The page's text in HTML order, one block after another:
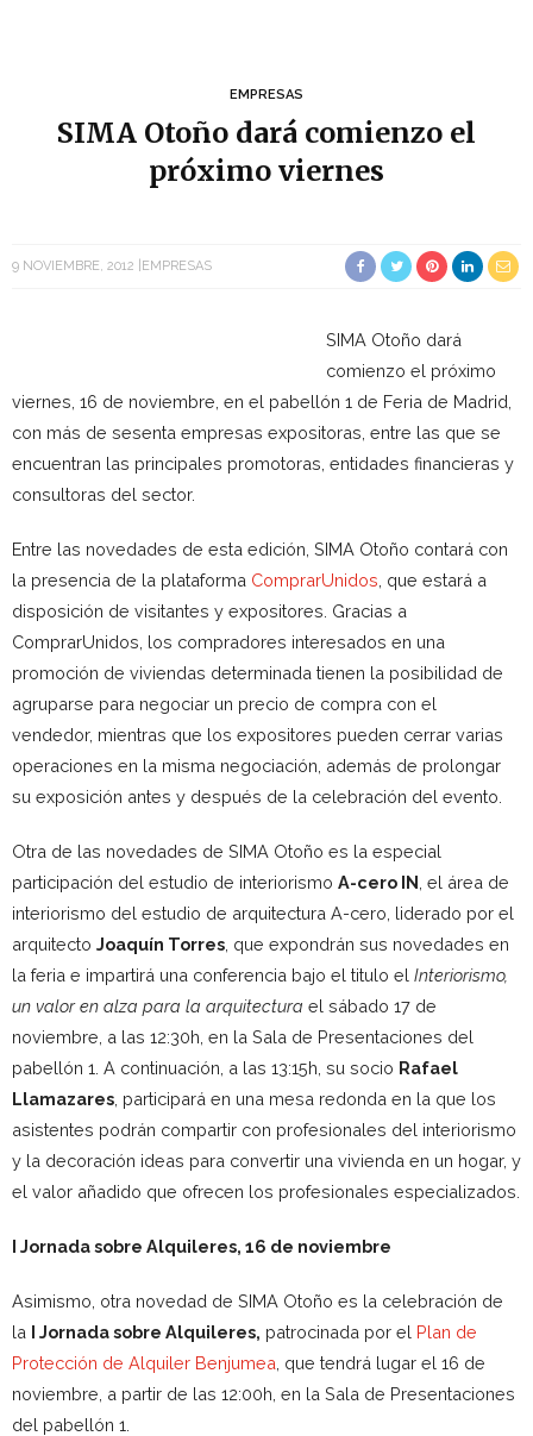
EMPRESAS
SIMA Otoño dará comienzo el
próximo viernes
9 NOVIEMBRE, 2012 EMPRESAS
SIMA Otoño dará
comienzo el próximo
viernes, 16 de noviembre, en el pabellón 1 de Feria de Madrid,
con más de sesenta empresas expositoras, entre las que se
encuentran las principales promotoras, entidades financieras y
consultoras del sector.
Entre las novedades de esta edición, SIMA Otoño contará con
la presencia de la plataforma ComprarUnidos , que estará a
disposición de visitantes y expositores. Gracias a
ComprarUnidos, los compradores interesados en una
promoción de viviendas determinada tienen la posibilidad de
agruparse para negociar un precio de compra con el
vendedor, mientras que los expositores pueden cerrar varias
operaciones en la misma negociación, además de prolongar
su exposición antes y después de la celebración del evento.
Otra de las novedades de SIMA Otoño es la especial
participación del estudio de interiorismo A-cero IN , el área de
interiorismo del estudio de arquitectura A-cero, liderado por el
arquitecto Joaquín Torres , que expondrán sus novedades en
la feria e impartirá una conferencia bajo el titulo el Interiorismo,
un valor en alza para la arquitectura el sábado 17 de
noviembre, a las 12:30h, en la Sala de Presentaciones del
pabellón 1. A continuación, a las 13:15h, su socio Rafael
Llamazares , participará en una mesa redonda en la que los
asistentes podrán compartir con profesionales del interiorismo
y la decoración ideas para convertir una vivienda en un hogar, y
el valor añadido que ofrecen los profesionales especializados.
I Jornada sobre Alquileres, 16 de noviembre
Asimismo, otra novedad de SIMA Otoño es la celebración de
la I Jornada sobre Alquileres, patrocinada por el Plan de
Protección de Alquiler Benjumea , que tendrá lugar el 16 de
noviembre, a partir de las 12:00h, en la Sala de Presentaciones
del pabellón 1.